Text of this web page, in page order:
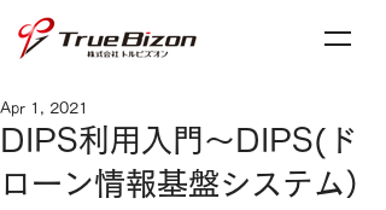
DIPS利用入門〜DIPS(ド
ローン情報基盤システム）
Apr 1, 2021